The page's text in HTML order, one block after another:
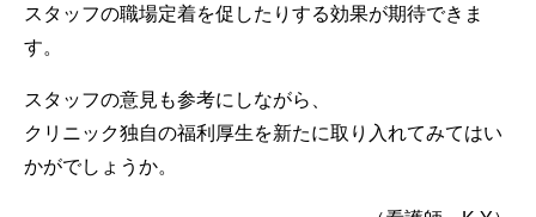
スタッフの職場定着を促したりする効果が期待できま
す。
スタッフの意見も参考にしながら、
クリニック独自の福利厚生を新たに取り入れてみてはい
かがでしょうか。